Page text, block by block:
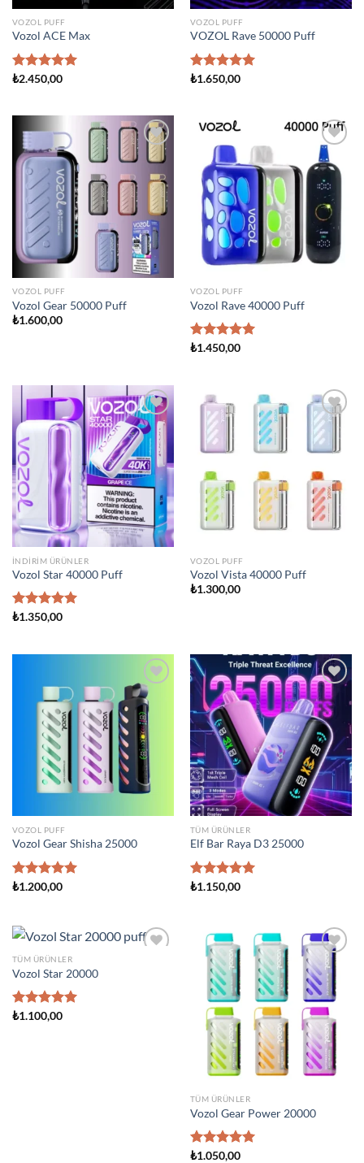
VOZOL PUFF
Vozol ACE Max
5 üzerinden
₺2.450,00
VOZOL PUFF
VOZOL Rave 50000 Puff
5 üzerinden
₺1.650,00
Add to
VOZOL PUFF
Vozol Gear 50000 Puff
₺1.600,00
Add to
wishlist
VOZOL PUFF
Vozol Rave 40000 Puff
5 üzerinden
₺1.450,00
Add to
wishlist
İNDIRIM ÜRÜNLER
Vozol Star 40000 Puff
5 üzerinden
₺1.350,00
Add to
wishlist
VOZOL PUFF
Vozol Vista 40000 Puff
₺1.300,00
Add to
wishlist
VOZOL PUFF
Vozol Gear Shisha 25000
5 üzerinden
₺1.200,00
Add to
wishlist
TÜM ÜRÜNLER
Elf Bar Raya D3 25000
5 üzerinden
₺1.150,00
TÜM ÜRÜNLER
Vozol Star 20000
5 üzerinden
₺1.100,00
Add to
wishlist
TÜM ÜRÜNLER
Vozol Gear Power 20000
5 üzerinden
₺1.050,00